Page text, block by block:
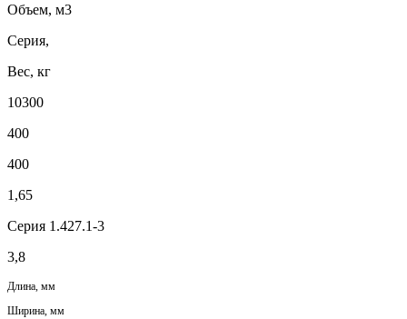
Объем, м3
Серия,
Вес, кг
10300
400
400
1,65
Серия 1.427.1-3
3,8
Длина, мм
Ширина, мм